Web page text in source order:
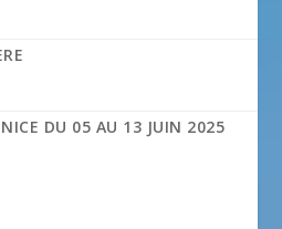
DU 05 AU 13 JUIN 2025